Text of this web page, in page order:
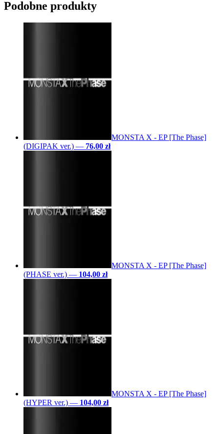
Podobne produkty
MONSTA X - EP [The Phase]
(DIGIPAK ver.) — 76,00 zł
MONSTA X - EP [The Phase]
(PHASE ver.) — 104,00 zł
MONSTA X - EP [The Phase]
(HYPER ver.) — 104,00 zł